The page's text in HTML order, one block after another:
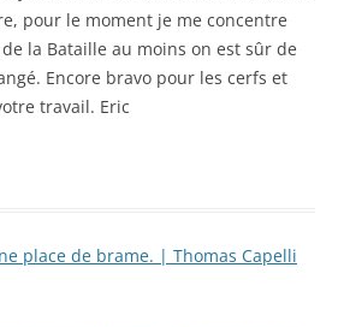
pour le moment je me concentre
la Bataille au moins on est sûr de
Encore bravo pour les cerfs et
travail. Eric
place de brame. | Thomas Capelli